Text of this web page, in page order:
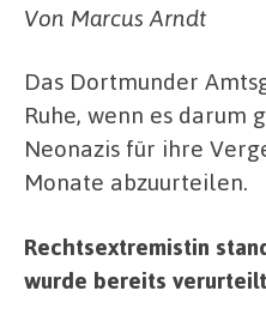
Von Marcus Arndt
Das Dortmunder
Ruhe, wenn es darum
Neonazis für ihre
Monate abzuurteilen.
Rechtsextremistin
wurde bereits verurteilt